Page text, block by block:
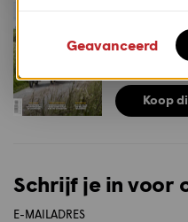
Motoren
2026 #2
Koop
Schrijf je in voor
E-MAILADRES
Geavanceerd